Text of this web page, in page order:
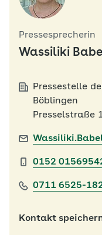
Pressesprecherin
Wassiliki
Pressestelle
Böblingen
Presselstraße
0152
0711 6525-
Kontakt